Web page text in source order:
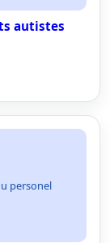
autistes
personel